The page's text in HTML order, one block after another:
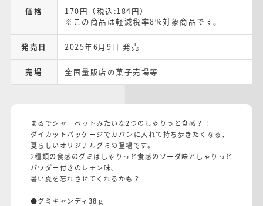
価格
170円（税込:184円）
※この商品は軽減税率8%対象商品です。
発売日 2025年6月9日 発売
売場 全国量販店の菓子売場等
まるでシャーベットみたいな2つのしゃりっと食感？！
ダイカットパッケージでカバンに入れて持ち歩きたくなる、
夏らしいオリジナルグミの登場です。
2種類の食感のグミはしゃりっと食感のソーダ味としゃりっと
パウダー付きのレモン味。
暑い夏を忘れさせてくれるかも？
●グミキャンディ38ｇ